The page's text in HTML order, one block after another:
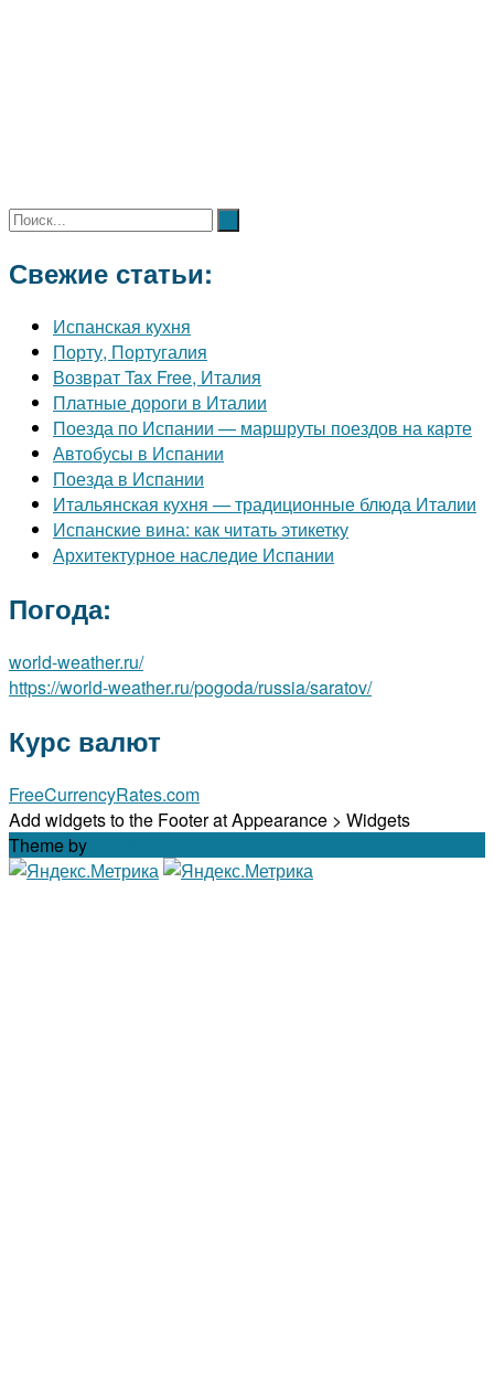
Свежие статьи:
Испанская кухня
Порту, Португалия
Возврат Tax Free, Италия
Платные дороги в Италии
Поезда по Испании — маршруты поездов на карте
Автобусы в Испании
Поезда в Испании
Итальянская кухня — традиционные блюда Италии
Испанские вина: как читать этикетку
Архитектурное наследие Испании
Погода:
world-weather.ru/
https://world-weather.ru/pogoda/russia/saratov/
Курс валют
FreeCurrencyRates.com
Add widgets to the Footer at Appearance > Widgets
Theme by